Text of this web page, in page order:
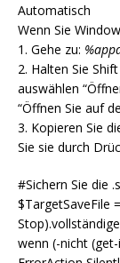
Automatisch
Wenn Sie
1. Gehe zu:
2. Halten Sie
auswählen
“Öffnen Sie auf
3. Kopieren Sie
Sie sie durch
#Sichern Sie die
$TargetSaveFile
wenn (-nicht (get-